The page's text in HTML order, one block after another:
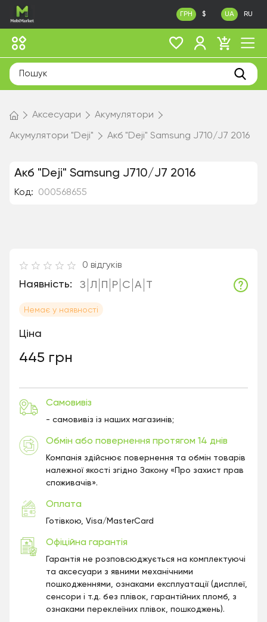
ГРН $ UA RU
Аксесуари Акумулятори
Акумулятори "Deji" Акб "Deji" Samsung J710/J7 2016
Акб "Deji" Samsung J710/J7 2016
Код: 000568655
0 відгуків
Немає у наявності
Наявність: З Л П Р С А Т
Ціна
445 грн
Самовивіз
- самовивіз із наших магазинів;
Обмін або повернення протягом 14 днів
Компанія здійснює повернення та обмін товарів
належної якості згідно Закону «Про захист прав
споживачів».
Оплата
Готівкою, Visa/MasterCard
Офіційна гарантія
Гарантія не розповсюджується на комплектуючі
та аксесуари з явними механічними
пошкодженнями, ознаками експлуатації (дисплеї,
сенсори і т.д. без плівок, гарантійних пломб, з
ознаками переклеїних плівок, пошкоджень).